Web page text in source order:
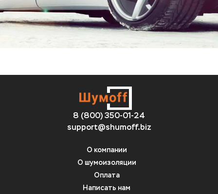
8 (800) 350-01-24
support@shumoff.biz
О компании
О шумоизоляции
Оплата
Написать нам